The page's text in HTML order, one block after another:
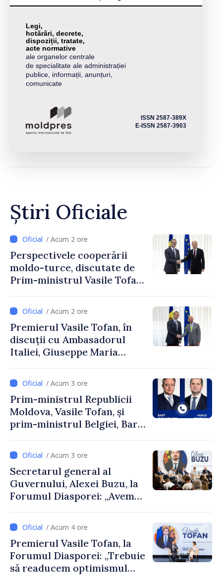
Legi,
hotărâri, decrete,
dispoziții, tratate,
acte normative
ale organelor centrale
de specialitate ale administrației
publice, informații, anunțuri,
comunicate
ISSN 2587-389X
E-ISSN 2587-3903
Știri Oficiale
/ Acum 2 ore
Perspectivele cooperării
moldo-turce, discutate de
Prim-ministrul Vasile Tofan
Uygar Mustafa Sertel
/ Acum 2 ore
Premierul Vasile Tofan, în
discuții cu Ambasadorul
Italiei, Giuseppe Maria
/ Acum 3 ore
Prim-ministrul Republicii
Moldova, Vasile Tofan, și
prim-ministrul Belgiei, Bart
despre parcursul european
al Republicii Moldova.
/ Acum 3 ore
Secretarul general al
Guvernului, Alexei Buzu, la
Forumul Diasporei: „Avem
dumneavoastră pentru a
construi comunități mai
puternice”
/ Acum 4 ore
Premierul Vasile Tofan, la
Forumul Diasporei: „Trebuie
să readucem optimismul